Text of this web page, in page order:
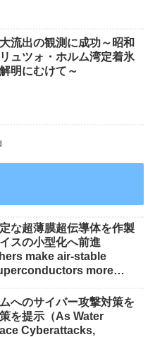
流出の観測に成功～昭和
ュツォ・ホルム湾定着氷
明にむけて～
な超薄膜超伝導体を作製
スの小型化へ前進
make air-stable
more
へのサイバー攻撃対策を
を提示（As Water
Cyberattacks,